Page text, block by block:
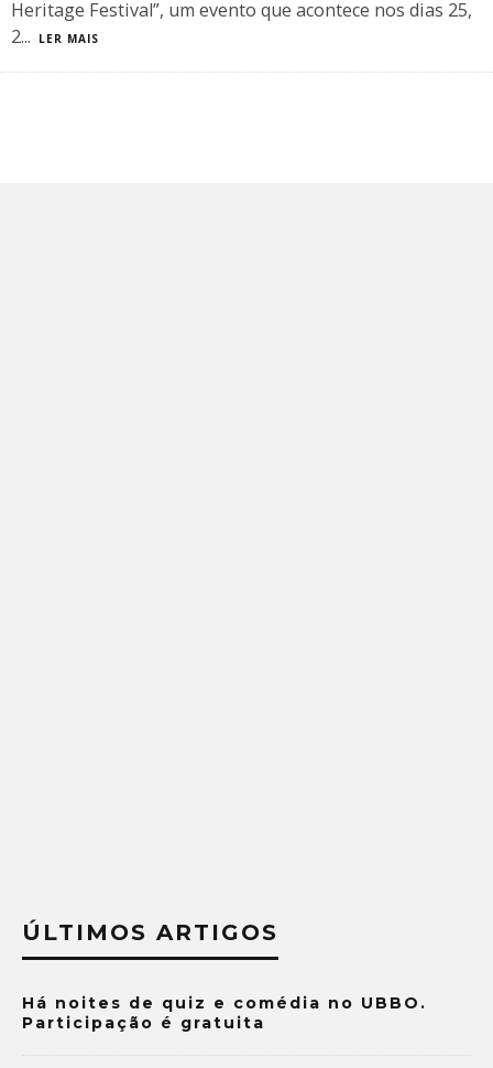
Heritage Festival”, um evento que acontece nos dias 25,
2... LER MAIS
ÚLTIMOS ARTIGOS
Há noites de quiz e comédia no UBBO.
Participação é gratuita